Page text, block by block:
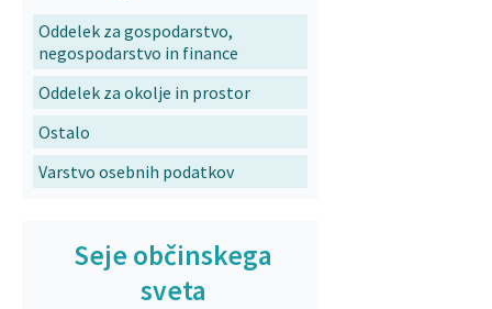
Oddelek za gospodarstvo,
negospodarstvo in finance
Oddelek za okolje in prostor
Ostalo
Varstvo osebnih podatkov
Seje občinskega
sveta